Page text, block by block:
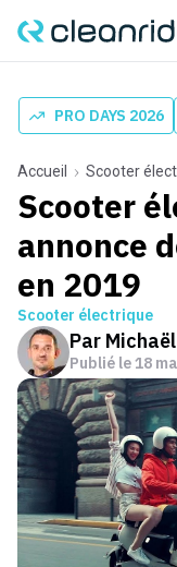
PRO DAYS 2026
Accueil Scooter
Scooter
annonce
en 2019
Scooter électrique
Par
Publié le18